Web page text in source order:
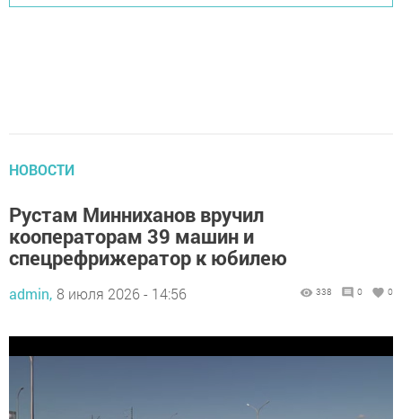
НОВОСТИ
Рустам Минниханов вручил
кооператорам 39 машин и
спецрефрижератор к юбилею
admin, 8 июля 2026 - 14:56 338 0 0